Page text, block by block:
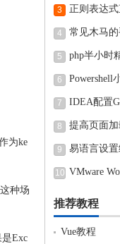
为ke
种场
Exc
3
正则表达
细步骤
4 常见木马
5 php半小时
6
Powershell
看近期电脑开
7 IDEA配置
8 提高页面
9 易语言设
10 VMware
推荐教程
Vue教程